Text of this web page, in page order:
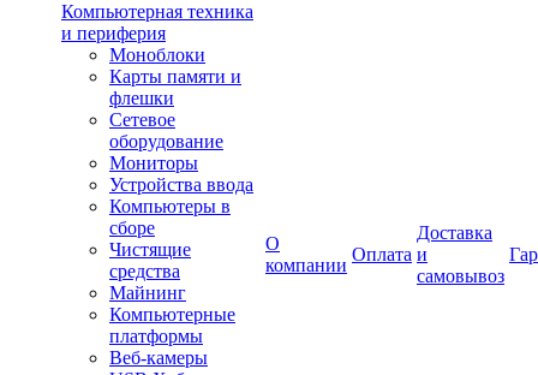
Компьютерная техника
и периферия
Моноблоки
Карты памяти и
флешки
Сетевое
оборудование
Мониторы
Устройства ввода
Компьютеры в
сборе
Чистящие
средства
Майнинг
Компьютерные
платформы
Веб-камеры
О
компании
Оплата
Доставка
и
самовывоз